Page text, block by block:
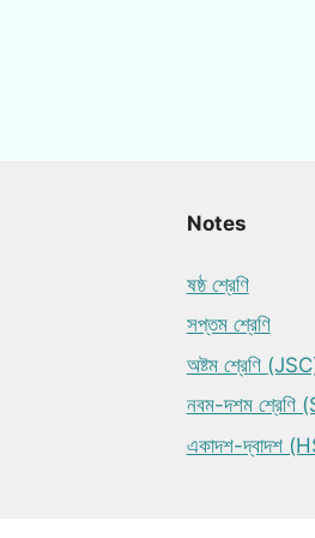
Notes
ষষ্ঠ শ্রেণি
সপ্তম শ্রেণি
অষ্টম শ্রেণি
নবম-দশম শ্রেণি
একাদশ-দ্বাদশ